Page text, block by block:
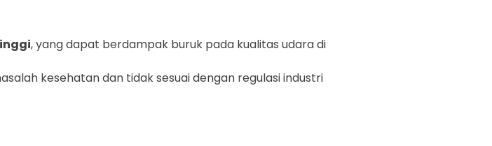
, yang dapat berdampak buruk pada kualitas udara di
kesehatan dan tidak sesuai dengan regulasi industri